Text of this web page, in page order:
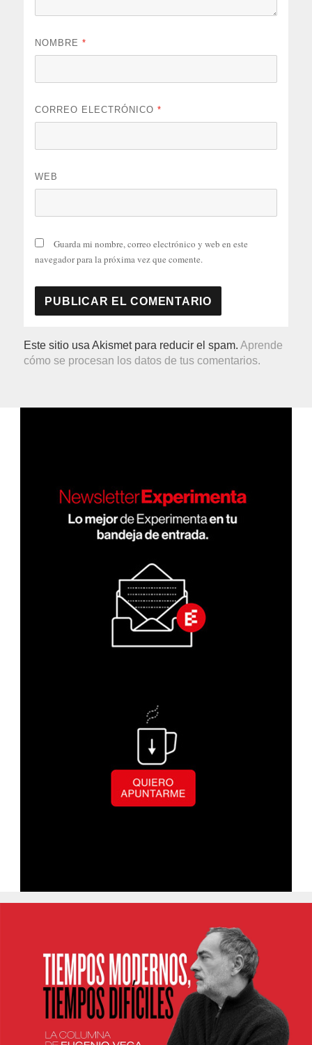
NOMBRE*
CORREO ELECTRÓNICO*
WEB
Guarda mi nombre, correo electrónico y web en este
navegador para la próxima vez que comente.
Este sitio usa Akismet para reducir el spam.Aprende
cómo se procesan los datos de tus comentarios.